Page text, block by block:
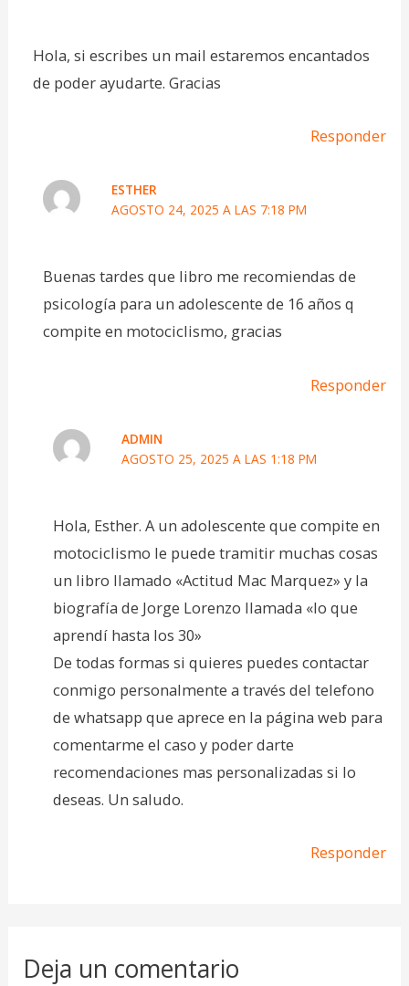
Hola, si escribes un mail estaremos encantados
de poder ayudarte. Gracias
Responder
ESTHER
AGOSTO 24, 2025 A LAS 7:18 PM
Buenas tardes que libro me recomiendas de
psicología para un adolescente de 16 años q
compite en motociclismo, gracias
Responder
ADMIN
AGOSTO 25, 2025 A LAS 1:18 PM
Hola, Esther. A un adolescente que compite en
motociclismo le puede tramitir muchas cosas
un libro llamado «Actitud Mac Marquez» y la
biografía de Jorge Lorenzo llamada «lo que
aprendí hasta los 30»
De todas formas si quieres puedes contactar
conmigo personalmente a través del telefono
de whatsapp que aprece en la página web para
comentarme el caso y poder darte
recomendaciones mas personalizadas si lo
deseas. Un saludo.
Responder
Deja un comentario